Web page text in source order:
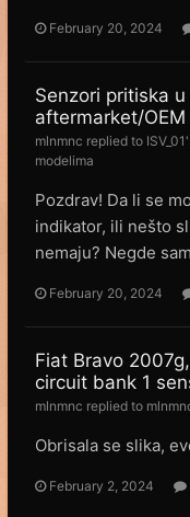
February 20, 2024
Senzori pritiska
aftermarket/OEM
mlnmnc replied to ISV_01
modelima
Pozdrav! Da li se
indikator, ili nešto
nemaju? Negde
February 20, 2024
Fiat Bravo
circuit bank 1
mlnmnc replied to
Obrisala se slika,
February 2, 2024